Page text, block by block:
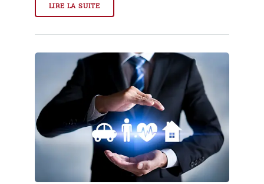
LIRE LA SUITE